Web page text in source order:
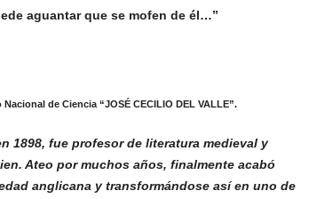
aguantar que se mofen de él…”
de Ciencia “JOSÉ CECILIO DEL VALLE”.
1898, fue profesor de literatura medieval y
Ateo por muchos años, finalmente acabó
anglicana y transformándose así en uno de